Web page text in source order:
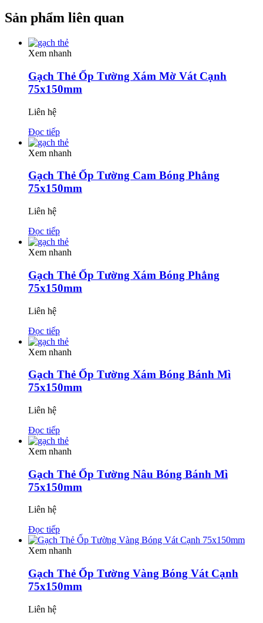
Sản phẩm liên quan
Xem nhanh
Gạch Thẻ Ốp Tường Xám Mờ Vát Cạnh
75x150mm
Liên hệ
Đọc tiếp
Xem nhanh
Gạch Thẻ Ốp Tường Cam Bóng Phẳng
75x150mm
Liên hệ
Đọc tiếp
Xem nhanh
Gạch Thẻ Ốp Tường Xám Bóng Phẳng
75x150mm
Liên hệ
Đọc tiếp
Xem nhanh
Gạch Thẻ Ốp Tường Xám Bóng Bánh Mì
75x150mm
Liên hệ
Đọc tiếp
Xem nhanh
Gạch Thẻ Ốp Tường Nâu Bóng Bánh Mì
75x150mm
Liên hệ
Đọc tiếp
Xem nhanh
Gạch Thẻ Ốp Tường Vàng Bóng Vát Cạnh
75x150mm
Liên hệ